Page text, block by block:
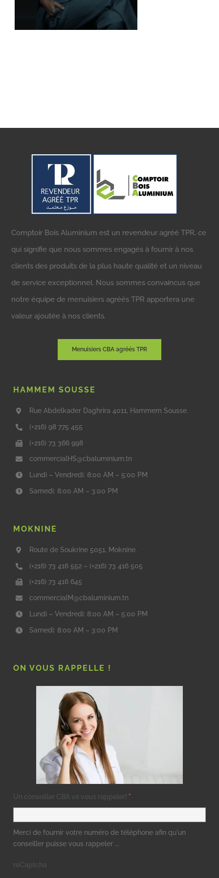
Comptoir Bois Aluminium est un revendeur agréé TPR, ce
qui signifie que nous sommes engagés à fournir à nos
clients des produits de la plus haute qualité et un niveau
de service exceptionnel. Nous sommes convaincus que
notre équipe de menuisiers agréés TPR apportera une
valeur ajoutée à nos clients.
Menuisiers CBA agréés TPR
HAMMEM SOUSSE
Rue Abdelkader Daghrira 4011, Hammem Sousse.
(+216) 98 775 455
(+216) 73 366 998
commercialHS@cbaluminium.tn
Lundi – Vendredi: 8:00 AM – 5:00 PM
Samedi: 8:00 AM – 3:00 PM
MOKNINE
Route de Soukrine 5051, Moknine.
(+216) 73 416 552 – (+216) 73 416 505
(+216) 73 416 645
commercialM@cbaluminium.tn
Lundi – Vendredi: 8:00 AM – 5:00 PM
Samedi: 8:00 AM – 3:00 PM
ON VOUS RAPPELLE !
Un conseiller CBA va vous rappeler! *
Merci de fournir votre numéro de téléphone afin qu'un
conseiller puisse vous rappeler ...
reCaptcha